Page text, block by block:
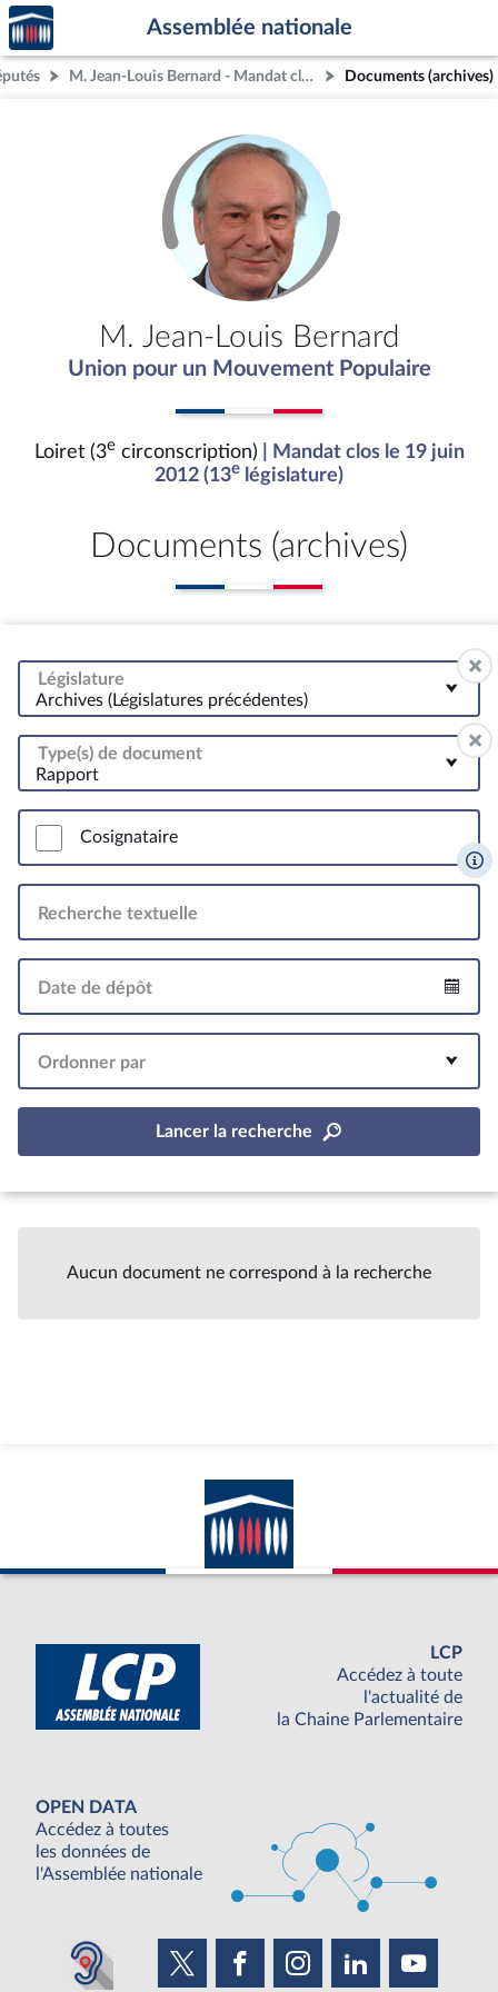
Aller au contenu
Aller en bas de la page
Accèder
à la
page
d'accueil
Assemblée nationale
M. Jean-Louis Bernard - Mandat clos - Loiret (3e circonscription) Documents (archives)
M. Jean-Louis Bernard
Union pour un Mouvement Populaire
Loiret (3ecirconscription)
| Mandat clos le 19 juin
2012 (13e législature)
Documents (archives)
Législature
Archives (Législatures précédentes)
Type(s) de document
Rapport
Cosignataire
Recherche textuelle
Date de dépôt
Ordonner par
Lancer la recherche
Aucun document ne correspond à la recherche
LCP
Accédez à toute
l'actualité de
la Chaine Parlementaire
OPEN DATA
Accédez à toutes
les données de
l'Assemblée nationale